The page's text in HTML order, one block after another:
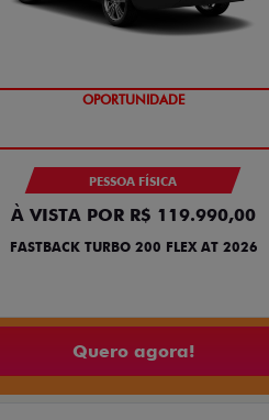
OPORTUNIDADE
PESSOA FÍSICA
À VISTA POR R$ 119.990,00
FASTBACK TURBO 200 FLEX AT 2026
Quero agora!